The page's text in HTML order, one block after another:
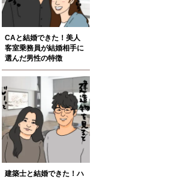
CAと結婚できた！美人
客室乗務員が結婚相手に
選んだ男性の特徴
建築士と結婚できた！ハ